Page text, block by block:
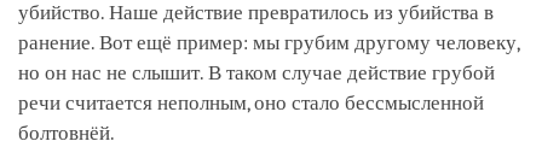
убийство. Наше действие превратилось из убийства в
ранение. Вот ещё пример: мы грубим другому человеку,
но он нас не слышит. В таком случае действие грубой
речи считается неполным, оно стало бессмысленной
болтовнёй.